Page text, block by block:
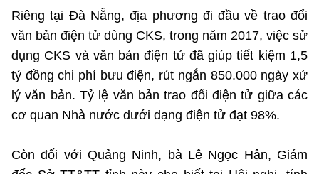
Riêng tại Đà Nẵng, địa phương đi đầu về trao đổi
văn bản điện tử dùng CKS, trong năm 2017, việc sử
dụng CKS và văn bản điện tử đã giúp tiết kiệm 1,5
tỷ đồng chi phí bưu điện, rút ngắn 850.000 ngày xử
lý văn bản. Tỷ lệ văn bản trao đổi điện tử giữa các
cơ quan Nhà nước dưới dạng điện tử đạt 98%.
Còn đối với Quảng Ninh, bà Lê Ngọc Hân, Giám